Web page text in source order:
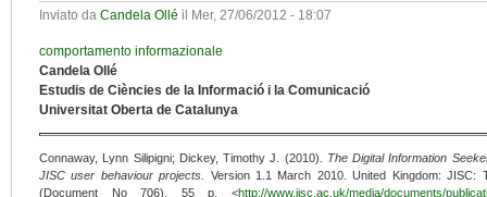
Inviato da Candela Ollé il Mer, 27/06/2012 - 18:07
comportamento informazionale
Candela Ollé
Estudis de Ciències de la Informació i la Comunicació
Universitat Oberta de Catalunya
Connaway, Lynn Silipigni; Dickey, Timothy J. (2010). The Digital Information
JISC user behaviour projects.
Version 1.1 March 2010. United Kingdom: JISC:
(Document No 706). 55 p. <http://www.jisc.ac.uk/media/documents/